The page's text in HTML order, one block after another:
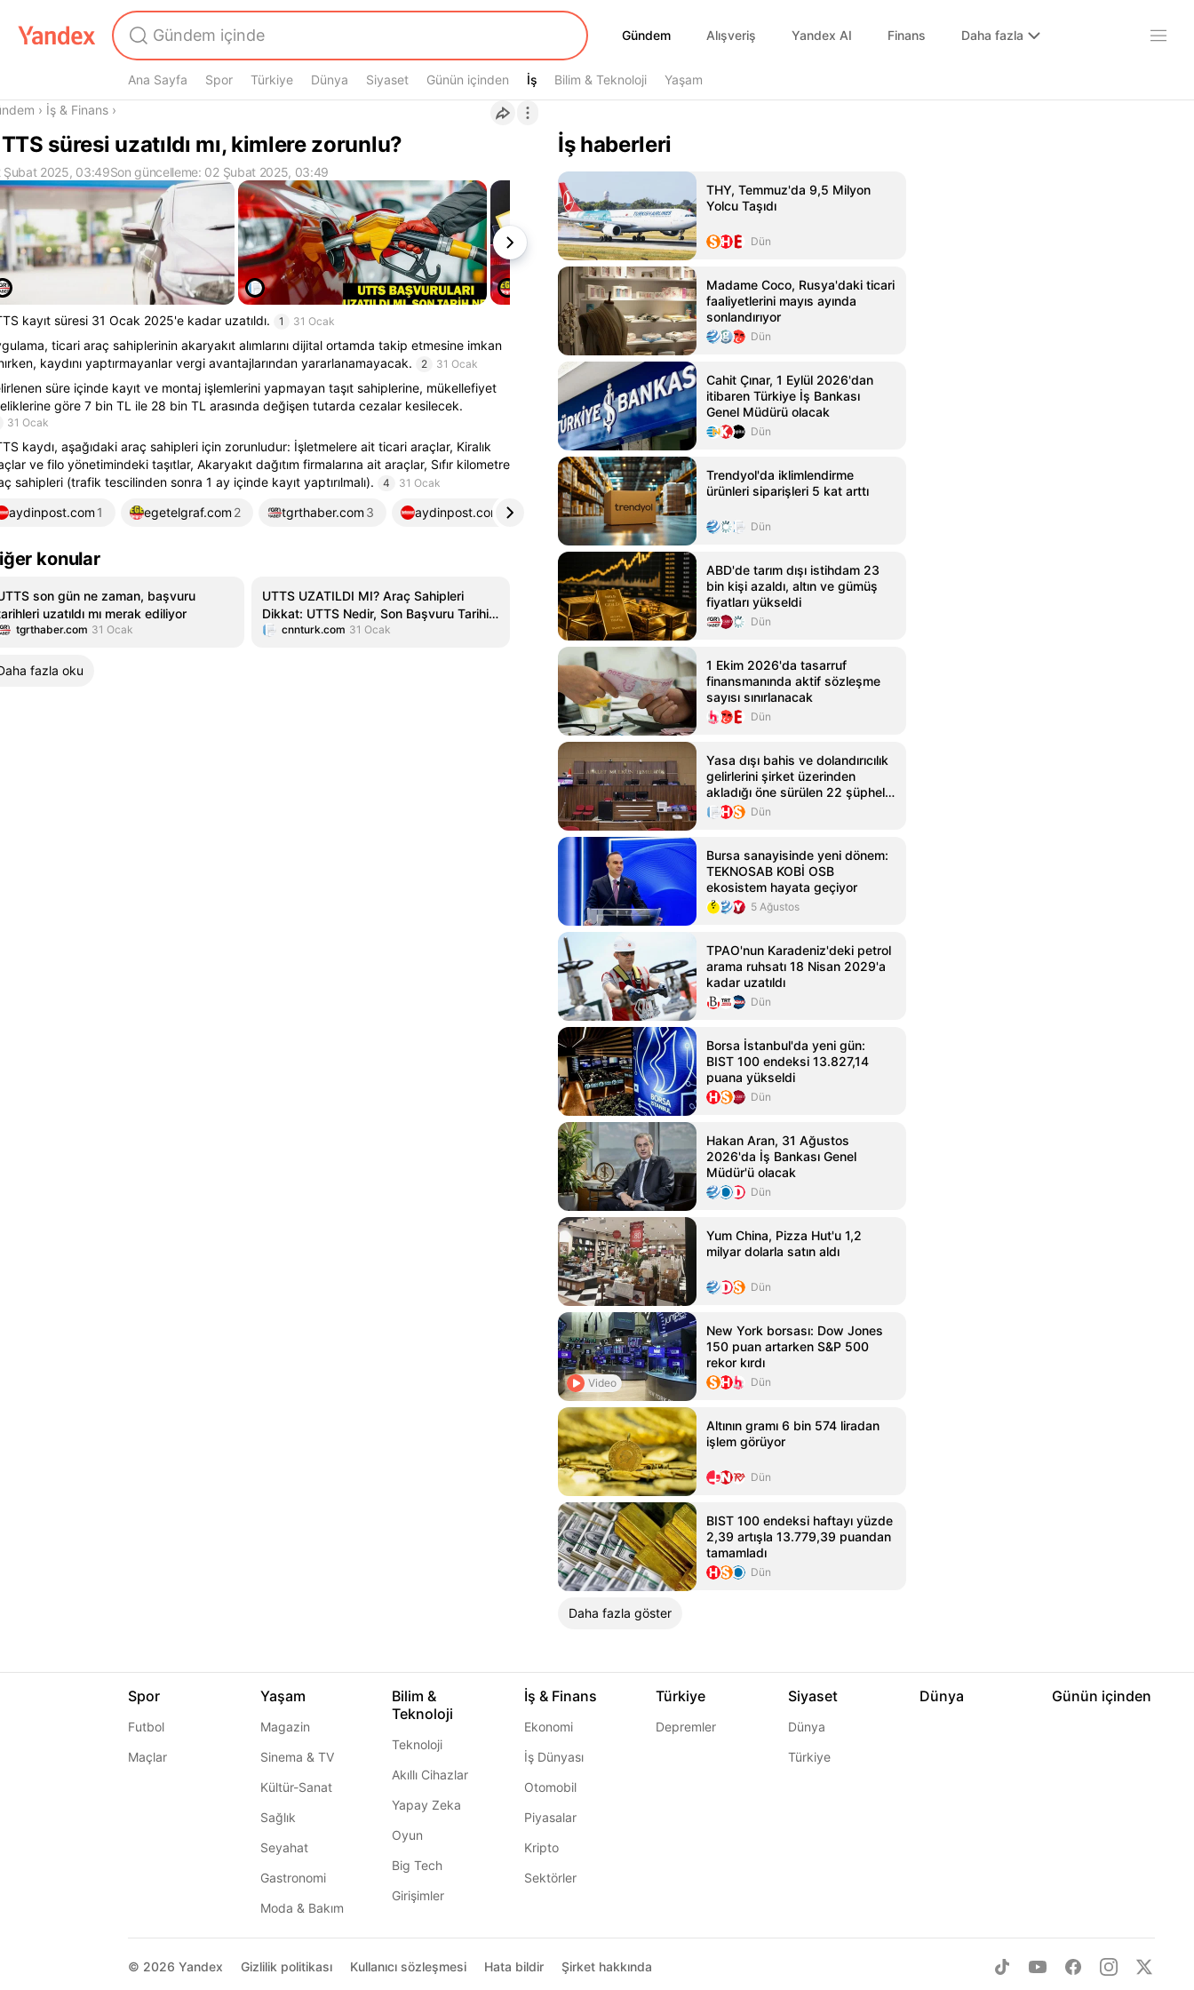
Gündem
Gündem Alışveriş Yandex AI Finans Daha fazla
Ana Sayfa Spor Türkiye Dünya Siyaset Günün içinden İş
İş Bilim & Teknoloji Yaşam
› İş & Finans ›
süresi uzatıldı mı, kimlere zorunlu?
Şubat 2025, 03:49Son güncelleme: 02 Şubat 2025, 03:49
kayıt süresi 31 Ocak 2025'e kadar uzatıldı. 1 31 Ocak
ticari araç sahiplerinin akaryakıt alımlarını dijital ortamda takip etmesine imkan
kaydını yaptırmayanlar vergi avantajlarından yararlanamayacak.
2 31 Ocak
süre içinde kayıt ve montaj işlemlerini yapmayan taşıt sahiplerine, mükellefiyet
göre 7 bin TL ile 28 bin TL arasında değişen tutarda cezalar kesilecek.
31 Ocak
kaydı, aşağıdaki araç sahipleri için zorunludur: İşletmelere ait ticari araçlar, Kiralık
ve filo yönetimindeki taşıtlar, Akaryakıt dağıtım firmalarına ait araçlar, Sıfır kilometre
sahipleri (trafik tescilinden sonra 1 ay içinde kayıt yaptırılmalı).
4 31 Ocak
aydinpost.com 1 egetelgraf.com 2 tgrthaber.com 3 aydinpost.com 4
konular
son gün ne zaman, başvuru
uzatıldı mı merak ediliyor
tgrthaber.com 31 Ocak
UTTS UZATILDI MI? Araç Sahipleri
Dikkat: UTTS Nedir, Son Başvuru Tarihi
Ne? Nasıl Başvuru Yapılır?
cnnturk.com 31 Ocak
fazla oku
İş haberleri
THY, Temmuz'da 9,5 Milyon
Yolcu Taşıdı
Dün
Madame Coco, Rusya'daki ticari
faaliyetlerini mayıs ayında
sonlandırıyor
Dün
Cahit Çınar, 1 Eylül 2026'dan
itibaren Türkiye İş Bankası
Genel Müdürü olacak
Dün
Trendyol'da iklimlendirme
ürünleri siparişleri 5 kat arttı
Dün
ABD'de tarım dışı istihdam 23
bin kişi azaldı, altın ve gümüş
fiyatları yükseldi
Dün
1 Ekim 2026'da tasarruf
finansmanında aktif sözleşme
sayısı sınırlanacak
Dün
Yasa dışı bahis ve dolandırıcılık
gelirlerini şirket üzerinden
akladığı öne sürülen 22 şüpheli
için iddianame
Dün
Bursa sanayisinde yeni dönem:
TEKNOSAB KOBİ OSB
ekosistem hayata geçiyor
5 Ağustos
TPAO'nun Karadeniz'deki petrol
arama ruhsatı 18 Nisan 2029'a
kadar uzatıldı
Dün
Borsa İstanbul'da yeni gün:
BIST 100 endeksi 13.827,14
puana yükseldi
Dün
Hakan Aran, 31 Ağustos
2026'da İş Bankası Genel
Müdür'ü olacak
Dün
Yum China, Pizza Hut'u 1,2
milyar dolarla satın aldı
Dün
Video
New York borsası: Dow Jones
150 puan artarken S&P 500
rekor kırdı
Dün
Altının gramı 6 bin 574 liradan
işlem görüyor
Dün
BIST 100 endeksi haftayı yüzde
2,39 artışla 13.779,39 puandan
tamamladı
Dün
Daha fazla göster
Spor
Futbol
Maçlar
Yaşam
Magazin
Sinema & TV
Kültür-Sanat
Sağlık
Seyahat
Gastronomi
Moda & Bakım
Bilim &
Teknoloji
Teknoloji
Akıllı Cihazlar
Yapay Zeka
Oyun
Big Tech
Girişimler
İş & Finans
Ekonomi
İş Dünyası
Otomobil
Piyasalar
Kripto
Sektörler
Türkiye
Depremler
Siyaset
Dünya
Türkiye
Dünya Günün içinden
© 2026 Yandex Gizlilik politikası Kullanıcı sözleşmesi Hata bildir Şirket hakkında